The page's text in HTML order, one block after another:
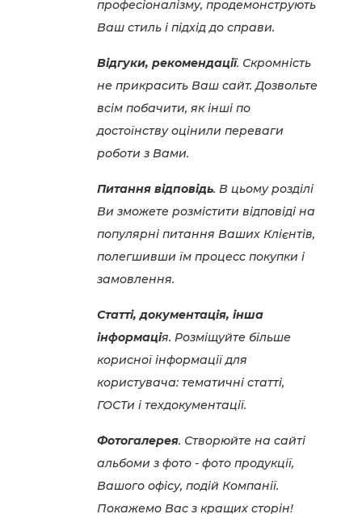
професіоналізму, продемонструють
Ваш стиль і підхід до справи.
Відгуки, рекомендації. Скромність
не прикрасить Ваш сайт. Дозвольте
всім побачити, як інші по
достоїнству оцінили переваги
роботи з Вами.
Питання відповідь. В цьому розділі
Ви зможете розмістити відповіді на
популярні питання Ваших Клієнтів,
полегшивши їм процесc покупки і
замовлення.
Статті, документація, інша
інформація. Розміщуйте більше
корисної інформації для
користувача: тематичні статті,
ГОСТи і техдокументації.
Фотогалерея. Створюйте на сайті
альбоми з фото - фото продукції,
Вашого офісу, подій Компанії.
Покажемо Вас з кращих сторін!